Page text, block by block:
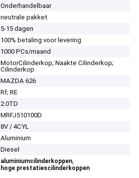
Onderhandelbaar
neutrale pakket
5-15 dagen
100% betaling voor levering
1000 PCs/maand
MotorCilinderkop; Naakte Cilinderkop;
Cilinderkop
MAZDA 626
Rf; RE
2.0TD
MRFJ510100D
8V / 4CYL
Aluminium
Diesel
aluminiumcilinderkoppen,
hoge prestatiescilinderkoppen